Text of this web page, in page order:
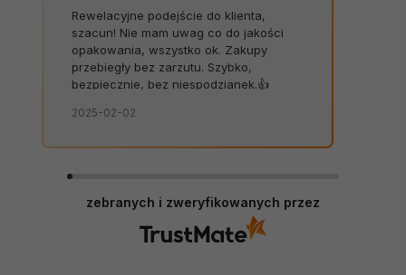
Rewelacyjne podejście do klienta,
szacun! Nie mam uwag co do jakości
opakowania, wszystko ok. Zakupy
przebiegły bez zarzutu. Szybko,
bezpiecznie, bez niespodzianek.👍️
2025-02-02
zebranych i zweryfikowanych przez